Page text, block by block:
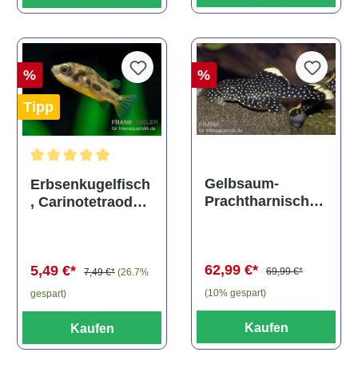
%
Tipp
Durchschnittliche Bewertung von 5 von 5 Sternen
Erbsenkugelfisch
, Carinotetraodon
5,49 €* 7,49 €* (26.7%
gespart)
Kaufen
%
Gelbsaum-
Prachtharnischw
62,99 €*
69,99 €*
(10% gespart)
Kaufen